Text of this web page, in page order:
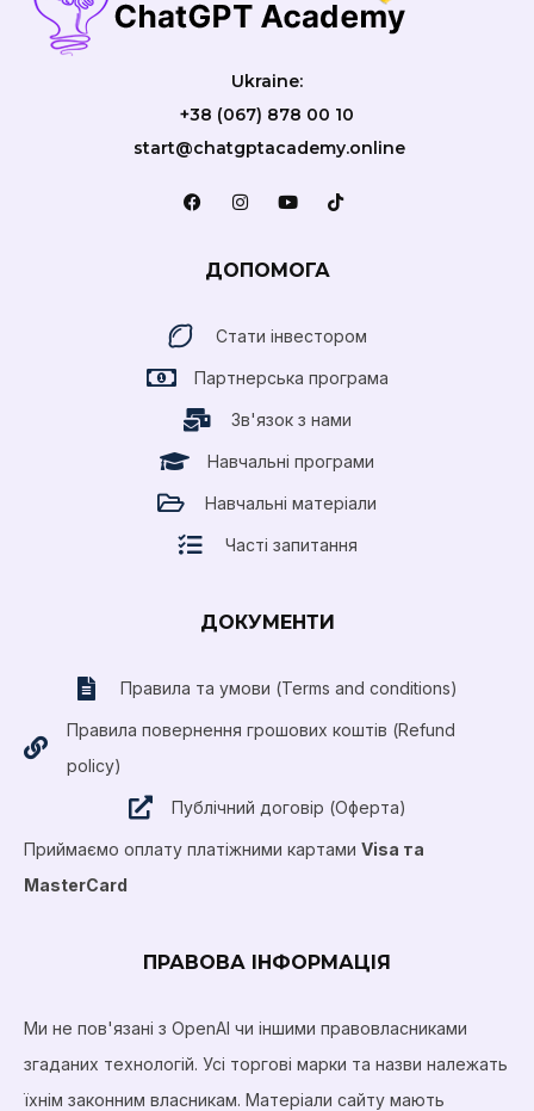
Ukraine:
+38 (067) 878 00 10
start@chatgptacademy.online
ДОПОМОГА
Стати інвестором
Партнерська програма
Зв'язок з нами
Навчальні програми
Навчальні матеріали
Часті запитання
ДОКУМЕНТИ
Правила та умови (Terms and conditions)
Правила повернення грошових коштів (Refund
policy)
Публічний договір (Оферта)
Приймаємо оплату платіжними картами Visa та
MasterCard
ПРАВОВА ІНФОРМАЦІЯ
Ми не пов'язані з OpenAI чи іншими правовласниками
згаданих технологій. Усі торгові марки та назви належать
їхнім законним власникам. Матеріали сайту мають